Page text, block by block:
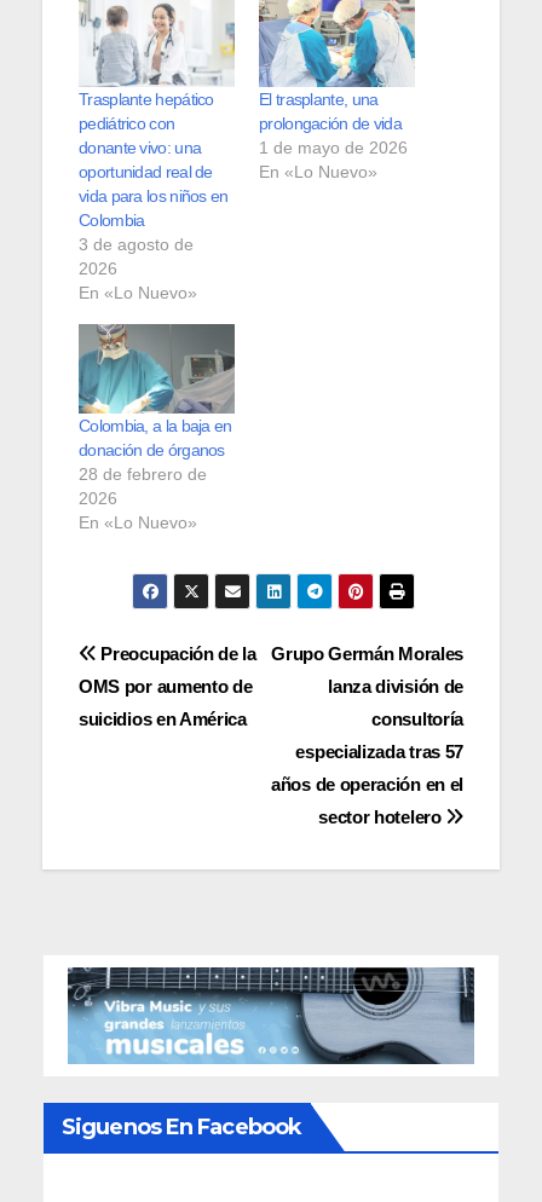
Trasplante hepático
pediátrico con
donante vivo: una
oportunidad real de
vida para los niños en
Colombia
3 de agosto de
2026
En «Lo Nuevo»
El trasplante, una
prolongación de vida
1 de mayo de 2026
En «Lo Nuevo»
Colombia, a la baja en
donación de órganos
28 de febrero de
2026
En «Lo Nuevo»
Navegación
de
Grupo Germán Morales
lanza división de
consultoría
especializada tras 57
años de operación en el
sector hotelero
Preocupación de la
OMS por aumento de
suicidios en América
Siguenos En Facebook